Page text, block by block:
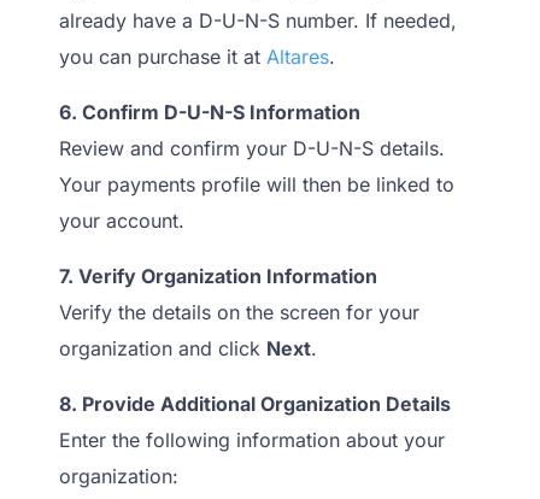
already have a D-U-N-S number. If needed,
you can purchase it at Altares.
6. Confirm D-U-N-S Information
Review and confirm your D-U-N-S details.
Your payments profile will then be linked to
your account.
7. Verify Organization Information
Verify the details on the screen for your
organization and click Next.
8. Provide Additional Organization Details
Enter the following information about your
organization: